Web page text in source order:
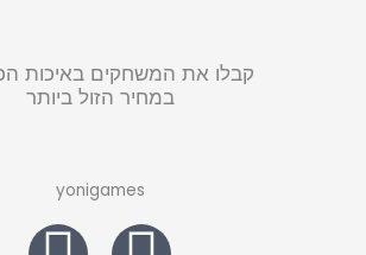
קבלו את המשחקים באיכות
במחיר הזול ביותר
yonigames